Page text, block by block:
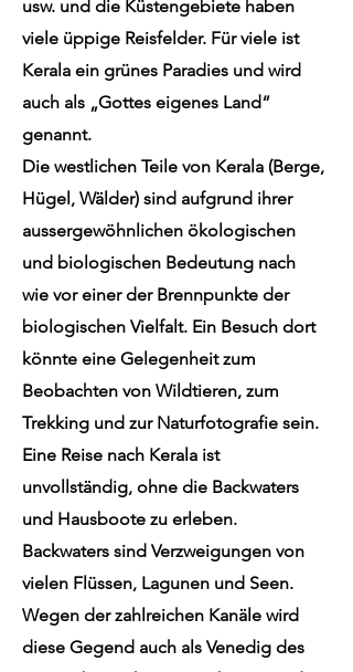
usw. und die Küstengebiete haben
viele üppige Reisfelder. Für viele ist
Kerala ein grünes Paradies und wird
auch als „Gottes eigenes Land“
genannt.
Die westlichen Teile von Kerala (Berge,
Hügel, Wälder) sind aufgrund ihrer
aussergewöhnlichen ökologischen
und biologischen Bedeutung nach
wie vor einer der Brennpunkte der
biologischen Vielfalt. Ein Besuch dort
könnte eine Gelegenheit zum
Beobachten von Wildtieren, zum
Trekking und zur Naturfotografie sein.
Eine Reise nach Kerala ist
unvollständig, ohne die Backwaters
und Hausboote zu erleben.
Backwaters sind Verzweigungen von
vielen Flüssen, Lagunen und Seen.
Wegen der zahlreichen Kanäle wird
diese Gegend auch als Venedig des